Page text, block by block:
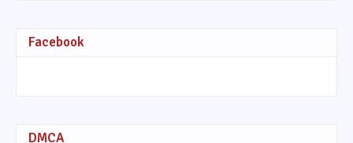
Facebook
DMCA